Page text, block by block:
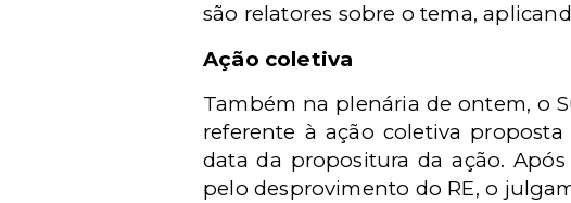
são relatores sobre o tema,
Ação coletiva
Também na plenária de ontem, o
referente à ação coletiva
data da propositura da ação.
pelo desprovimento do RE, o